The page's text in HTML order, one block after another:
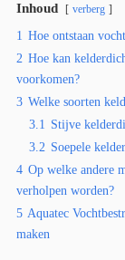
Inhoud verberg
1 Hoe ontstaan
2 Hoe kan
voorkomen?
3 Welke soorten
3.1 Stijve
3.2 Soepele
4 Op welke andere
verholpen worden?
5 Aquatec
maken